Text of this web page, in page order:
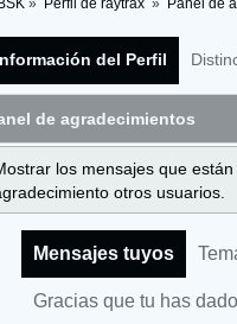
» Perfil de raytrax » Panel de
del Perfil
de agradecimientos
los mensajes que
otros usuarios.
Mensajes tuyos
Gracias que tu has